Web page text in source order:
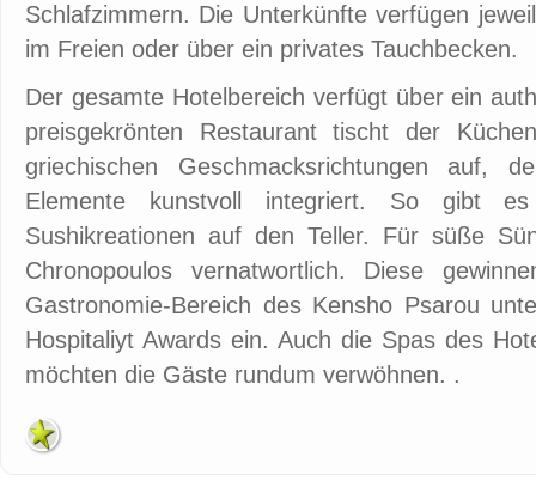
Schlafzimmern. Die Unterkünfte verfügen
im Freien oder über ein privates Tauchbecken.
Der gesamte Hotelbereich verfügt über ein
preisgekrönten Restaurant tischt der
griechischen Geschmacksrichtungen auf,
Elemente kunstvoll integriert. So gibt
Sushikreationen auf den Teller. Für süße
Chronopoulos vernatwortlich. Diese
Gastronomie-Bereich des Kensho Psarou
Hospitaliyt Awards ein. Auch die Spas des
möchten die Gäste rundum verwöhnen. .